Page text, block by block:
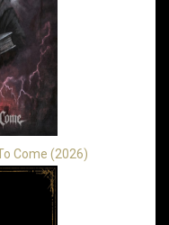
Come (2026)